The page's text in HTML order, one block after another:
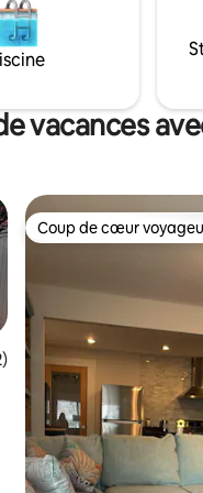
vacances
: 5 sur 5
moyenne sur la base de
Coup de cœur
Coup de cœur